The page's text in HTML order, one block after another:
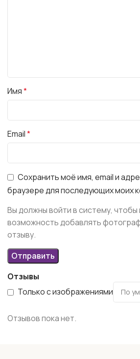
Отзывы
Только с изображениями
Отзывов пока нет.
Имя*
Email*
Сохранить моё имя, email и
браузере для последующих моих
Вы должны войти в систему, чтобы
возможность добавлять
отзыву.